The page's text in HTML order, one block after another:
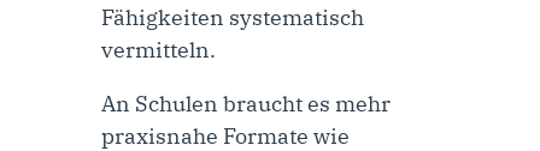
Fähigkeiten systematisch
vermitteln.
An Schulen braucht es mehr
praxisnahe Formate wie